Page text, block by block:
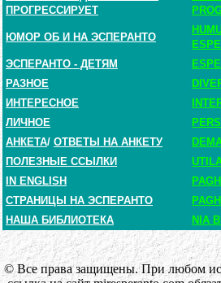
ПРОГРЕССИРУЕТ
ЮМОР ОБ И НА ЭСПЕРАНТО
ЭСПЕРАНТО - ДЕТЯМ
РАЗНОЕ
ИНТЕРЕСНОЕ
ЛИЧНОЕ
АНКЕТА/ ОТВЕТЫ НА АНКЕТУ
ПОЛЕЗНЫЕ ССЫЛКИ
IN ENGLISH
СТРАНИЦЫ НА ЭСПЕРАНТО
НАША БИБЛИОТЕКА
NIA
© Все права защищены. При любом